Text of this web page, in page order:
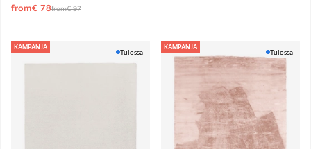
from€ 78Normaali hinta
from€ 97
KAMPANJA
Tulossa
KAMPANJA
Tulossa